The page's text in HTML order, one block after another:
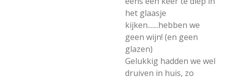
het glaasje
kijken.......hebben we
geen wijn! (en geen
glazen)
Gelukkig hadden we wel
druiven in huis, zo